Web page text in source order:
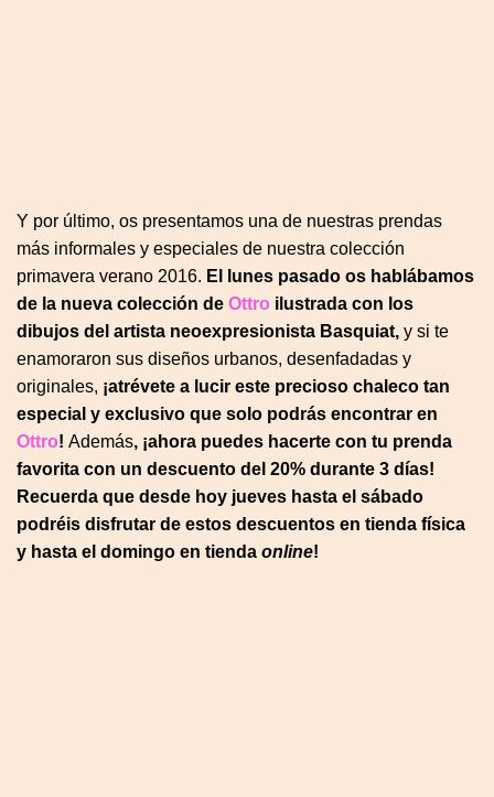
Y por último, os presentamos una de nuestras prendas
más informales y especiales de nuestra colección
primavera verano 2016. El lunes pasado os hablábamos
de la nueva colección de Ottro ilustrada con los
dibujos del artista neoexpresionista Basquiat, y si te
enamoraron sus diseños urbanos, desenfadadas y
originales, ¡atrévete a lucir este precioso chaleco tan
especial y exclusivo que solo podrás encontrar en
Ottro! Además, ¡ahora puedes hacerte con tu prenda
favorita con un descuento del 20% durante 3 días!
Recuerda que desde hoy jueves hasta el sábado
podréis disfrutar de estos descuentos en tienda física
y hasta el domingo en tienda online!